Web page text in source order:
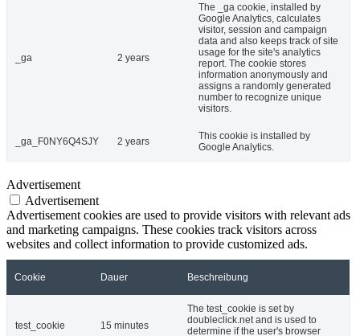
_ga 2 years
The _ga cookie, installed by
Google Analytics, calculates
visitor, session and campaign
data and also keeps track of site
usage for the site's analytics
report. The cookie stores
information anonymously and
assigns a randomly generated
number to recognize unique
visitors.
_ga_F0NY6Q4SJY 2 years
This cookie is installed by
Google Analytics.
Advertisement
Advertisement
Advertisement cookies are used to provide visitors with relevant ads
and marketing campaigns. These cookies track visitors across
websites and collect information to provide customized ads.
Cookie Dauer Beschreibung
test_cookie 15 minutes
The test_cookie is set by
doubleclick.net and is used to
determine if the user's browser